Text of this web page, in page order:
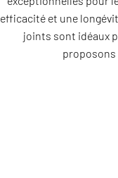
efficacité et une
joints sont idéaux
proposons